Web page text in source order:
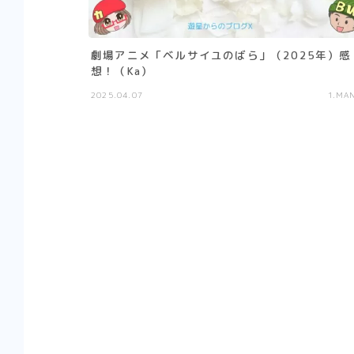
劇場アニメ「ベルサイユのばら」（2025年）感
想！（Ka）
2025.04.07